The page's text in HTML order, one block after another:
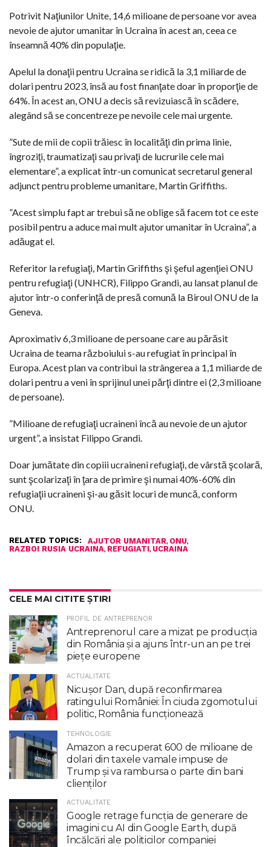
Potrivit Naţiunilor Unite, 14,6 milioane de persoane vor avea
nevoie de ajutor umanitar în Ucraina în acest an, ceea ce
înseamnă 40% din populaţie.
Apelul la donaţii pentru Ucraina se ridică la 3,1 miliarde de
dolari pentru 2023, însă au fost finanţate doar în proporţie de
64%. În acest an, ONU a decis să revizuiască în scădere,
alegând să se concentreze pe nevoile cele mai urgente.
”Sute de mii de copii trăiesc în localităţi din prima linie,
îngroziţi, traumatizaţi sau privaţi de lucrurile cele mai
elementare”, a explicat într-un comunicat secretarul general
adjunct pentru probleme umanitare, Martin Griffiths.
”Acest simplu fapt ar trebui să ne oblige să facem tot ce este
posibil pentru a aduce mai mult ajutor umanitar în Ucraina”, a
adăugat el.
Referitor la refugiaţi, Martin Griffiths şi şeful agenţiei ONU
pentru refugiaţi (UNHCR), Filippo Grandi, au lansat planul de
ajutor într-o conferinţă de presă comună la Biroul ONU de la
Geneva.
Aproximativ 6,3 milioane de persoane care au părăsit
Ucraina de teama războiului s-au refugiat în principal în
Europa. Acest plan va contribui la strângerea a 1,1 miliarde de
dolari pentru a veni în sprijinul unei părţi dintre ei (2,3 milioane
de persoane).
”Milioane de refugiaţi ucraineni încă au nevoie de un ajutor
urgent”, a insistat Filippo Grandi.
Doar jumătate din copiii ucraineni refugiaţi, de vârstă şcolară,
sunt şcolarizaţi în ţara de primire şi numai 40%-60% din
refugiaţii ucraineni şi-au găsit locuri de muncă, conform
ONU.
RELATED TOPICS: AJUTOR UMANITAR, ONU,
RAZBOI RUSIA UCRAINA, REFUGIATI, UCRAINA
CELE MAI CITITE ȘTIRI
PROFIL DE ANTREPRENOR
Antreprenorul care a mizat pe producția
din România și a ajuns într-un an pe trei
piețe europene
ACTUALITATE
Nicuşor Dan, după reconfirmarea
ratingului României: În ciuda zgomotului
politic, România funcţionează
TEHNOLOGIE
Amazon a recuperat 600 de milioane de
dolari din taxele vamale impuse de
Trump şi va rambursa o parte din bani
clienţilor
ACTUALITATE
Google retrage funcţia de generare de
imagini cu AI din Google Earth, după
încălcări ale politicilor companiei